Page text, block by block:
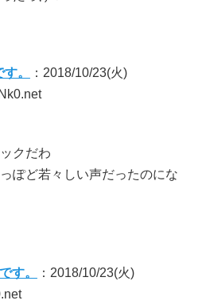
。
：2018/10/23(火)
クだわ
ぽど若々しい声だったのにな
す。
：2018/10/23(火)